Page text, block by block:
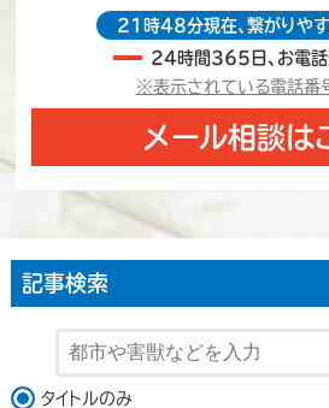
21時48分現在、繋がりやす
24時間365日、お電話
※表示されている電話番
メール相談は
記事検索
検索対象
タイトルのみ